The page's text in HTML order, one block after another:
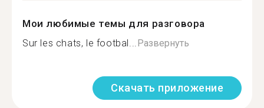
Мои любимые темы для разговора
Sur les chats, le footbal...Развернуть
Скачать приложение